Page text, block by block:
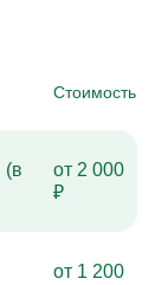
Стоимость
(в
от 2 000
₽
от 1 200